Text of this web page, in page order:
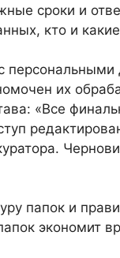
сроки и
кто и
их
«Все
папок и
экономит